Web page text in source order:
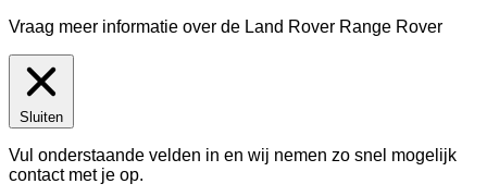
Vraag meer informatie over de Land Rover Range Rover
Sluiten
Vul onderstaande velden in en wij nemen zo snel mogelijk
contact met je op.